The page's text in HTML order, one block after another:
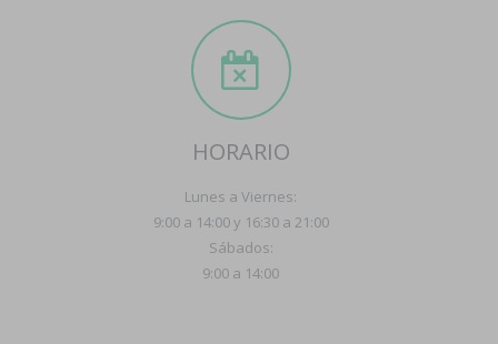
HORARIO
Lunes a Viernes:
9:00 a 14:00 y 16:30 a 21:00
Sábados:
9:00 a 14:00